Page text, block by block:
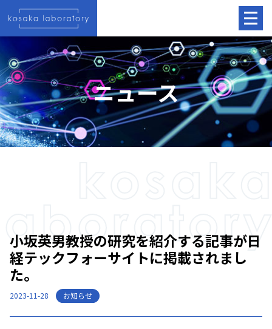
ニュース
小坂英男教授の研究を紹介する記事が日
経テックフォーサイトに掲載されまし
た。
2023-11-28 お知らせ